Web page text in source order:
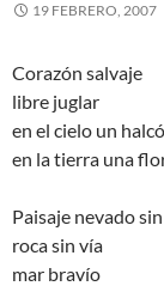
19 FEBRERO, 2007
Corazón salvaje
libre juglar
en el cielo un
en la tierra una
Paisaje nevado
roca sin vía
mar bravío